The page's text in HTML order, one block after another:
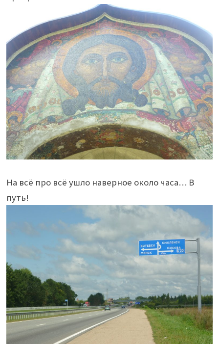
На всё про всё ушло наверное около часа… В
путь!